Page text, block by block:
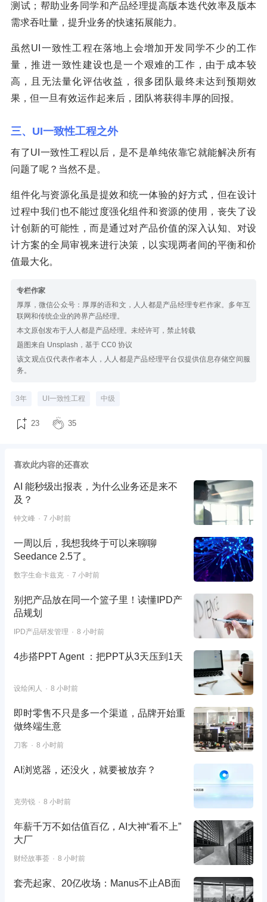
测试；帮助业务同学和产品经理提高版本迭代效率及版本
需求吞吐量，提升业务的快速拓展能力。
虽然UI一致性工程在落地上会增加开发同学不少的工作
量，推进一致性建设也是一个艰难的工作，由于成本较
高，且无法量化评估收益，很多团队最终未达到预期效
果，但一旦有效运作起来后，团队将获得丰厚的回报。
三、UI一致性工程之外
有了UI一致性工程以后，是不是单纯依靠它就能解决所有
问题了呢？当然不是。
组件化与资源化虽是提效和统一体验的好方式，但在设计
过程中我们也不能过度强化组件和资源的使用，丧失了设
计创新的可能性，而是通过对产品价值的深入认知、对设
计方案的全局审视来进行决策，以实现两者间的平衡和价
值最大化。
专栏作家
厚厚，微信公众号：厚厚的语和文，人人都是产品经理专栏作家。多年互
联网和传统企业的跨界产品经理。
本文原创发布于人人都是产品经理。未经许可，禁止转载
题图来自 Unsplash，基于 CC0 协议
该文观点仅代表作者本人，人人都是产品经理平台仅提供信息存储空间服
务。
3年 UI一致性工程 中级
23 35
喜欢此内容的还喜欢
AI 能秒级出报表，为什么业务还是来不
及？
钟文峰 7 小时前
一周以后，我想我终于可以来聊聊
Seedance 2.5了。
数字生命卡兹克 7 小时前
别把产品放在同一个篮子里！读懂IPD产
品规划
IPD产品研发管理 8 小时前
4步搭PPT Agent ：把PPT从3天压到1天
设绘闲人 8 小时前
即时零售不只是多一个渠道，品牌开始重
做终端生意
刀客 8 小时前
AI浏览器，还没火，就要被放弃？
克劳锐 8 小时前
年薪千万不如估值百亿，AI大神“看不上”
大厂
财经故事荟 8 小时前
套壳起家、20亿收场：Manus不止AB面